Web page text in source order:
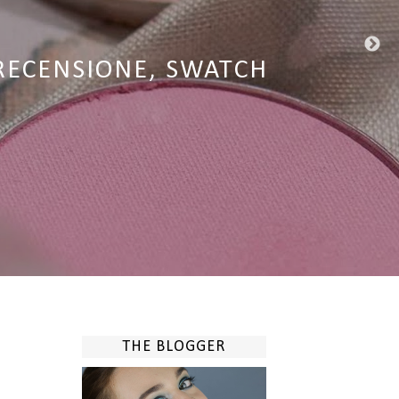
SWATCH
| RECENSIONE
| RECENSIONE
NUOVA FORMULAZIONE
THE BLOGGER